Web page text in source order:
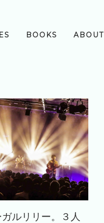
BOOKS ABOUT
ルリリー。３人